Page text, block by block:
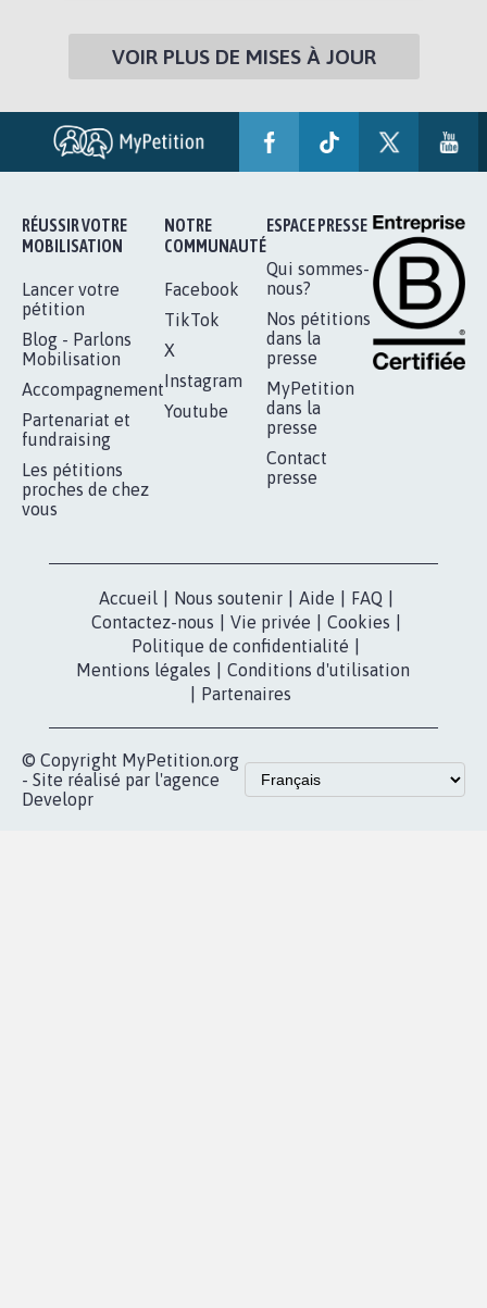
VOIR PLUS DE MISES À JOUR
RÉUSSIR VOTRE
MOBILISATION
Lancer votre
pétition
Blog - Parlons
Mobilisation
Accompagnement
Partenariat et
fundraising
Les pétitions
proches de chez
vous
NOTRE
COMMUNAUTÉ
Facebook
TikTok
X
Instagram
Youtube
ESPACE PRESSE
Qui sommes-
nous?
Nos pétitions
dans la
presse
MyPetition
dans la
presse
Contact
presse
Accueil Nous soutenir Aide FAQ
Contactez-nous
Vie privée Cookies
Politique de confidentialité
Mentions légales
Conditions d'utilisation
Partenaires
© Copyright MyPetition.org
- Site réalisé par l'agence
Developr